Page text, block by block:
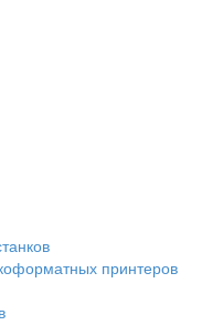
принтеров